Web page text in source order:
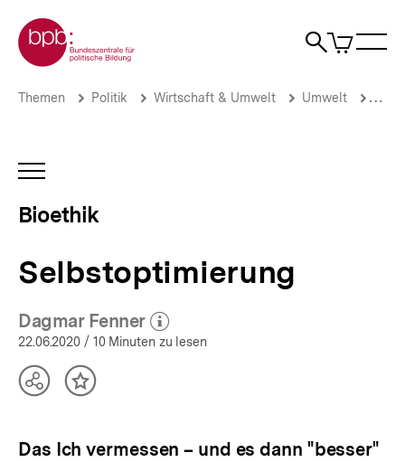
zum
Seiteninhalt
springen
Zur Startseite der bpb
Suche
Artikel
im
Selbstoptimierung
bpb.de
Brotkrümelnavigation
Pfadnavigation
Themen Politik Wirtschaft & Umwelt Umwelt
INHALTSNAVIGATION
Bioethik
Selbstoptimierung
Dagmar Fenner
(Mehr zum Autor)
öffnen
22.06.2020 / 10 Minuten zu lesen
TeilenInhalt
Das Ich vermessen – und es dann "besser"